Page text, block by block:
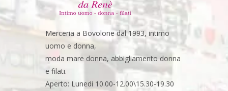
Merceria a Bovolone dal 1993, intimo
uomo e donna,
moda mare donna, abbigliamento donna
e filati.
Aperto: Lunedi 10.00-12.00\15.30-19.30